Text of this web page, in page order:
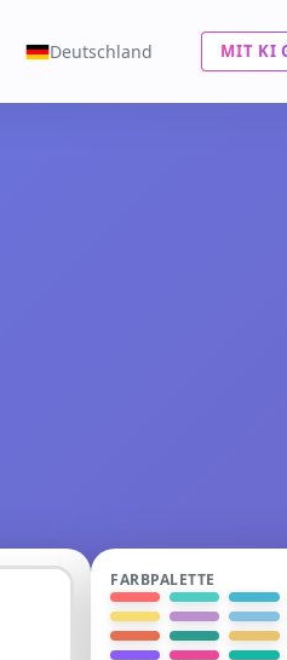
Deutschland MIT KI
FARBPALETTE